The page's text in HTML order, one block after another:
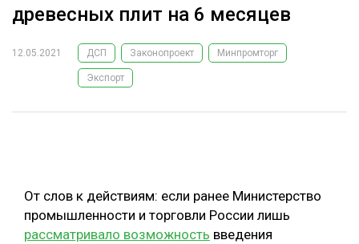
ЛЕСНОЕ ХОЗЯЙСТВО
ЛЕСОЗАГОТОВКА
БИОЭНЕРГЕТИКА
ЛЕСОВОССТАНОВЛЕНИЕ И ЗАЩИТА
древесных плит на 6 месяцев
12.05.2021 ДСП Законопроект Минпромторг
Экспорт
От слов к действиям: если ранее Министерство
промышленности и торговли России лишь
рассматривало возможность введения